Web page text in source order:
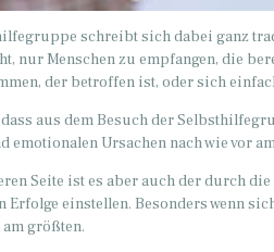
schreibt sich dabei ganz
nur Menschen zu empfangen, die
der betroffen ist, oder sich
dass aus dem Besuch der
emotionalen Ursachen nach wie vor
Seite ist es aber auch der durch
Erfolge einstellen. Besonders wenn
am größten.